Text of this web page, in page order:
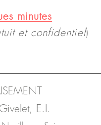
minutes
et confidentiel)
velet, E.I.